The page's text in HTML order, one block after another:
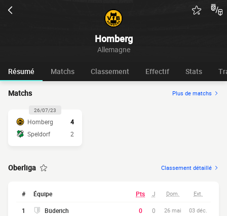
Homberg
Allemagne
Résumé Matchs Classement Effectif Stats
Matchs Plus de matchs
26/07/23
Homberg
4
Speldorf
2
Oberliga Classement détaillé
# Équipe Pts J Dom. Ext.
1 Büderich 0 0 26 mai 03 déc.